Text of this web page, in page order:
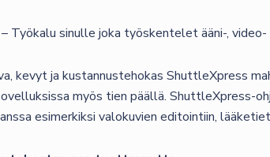
Työkalu sinulle joka työskentelet ääni-,
kevyt ja kustannustehokas ShuttleXpress
myös tien päällä. ShuttleXpress-
esimerkiksi valokuvien editointiin,